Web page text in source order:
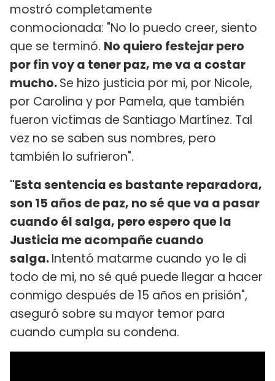
mostró completamente
conmocionada: "No lo puedo creer, siento
que se terminó. No quiero festejar pero
por fin voy a tener paz, me va a costar
mucho.Se hizo justicia por mi, por Nicole,
por Carolina y por Pamela, que también
fueron victimas de Santiago Martínez. Tal
vez no se saben sus nombres, pero
también lo sufrieron".
"Esta sentencia es bastante reparadora,
son 15 años de paz, no sé que va a pasar
cuando él salga, pero espero que la
Justicia me acompañe cuando
salga.Intentó matarme cuando yo le di
todo de mi, no sé qué puede llegar a hacer
conmigo después de 15 años en prisión",
aseguró sobre su mayor temor para
cuando cumpla su condena.